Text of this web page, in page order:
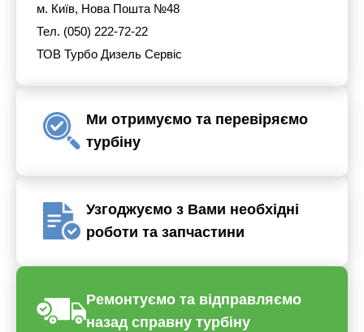
м. Київ, Нова Пошта №48
Тел. (050) 222-72-22
ТОВ Турбо Дизель Сервіс
Ми отримуємо та перевіряємо
турбіну
Узгоджуємо з Вами необхідні
роботи та запчастини
Ремонтуємо та відправляємо
назад справну турбіну